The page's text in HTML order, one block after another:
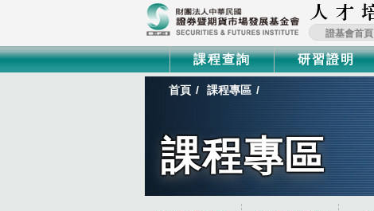
證基會首頁
課程查詢 研習證明
首頁 課程專區
課程專區